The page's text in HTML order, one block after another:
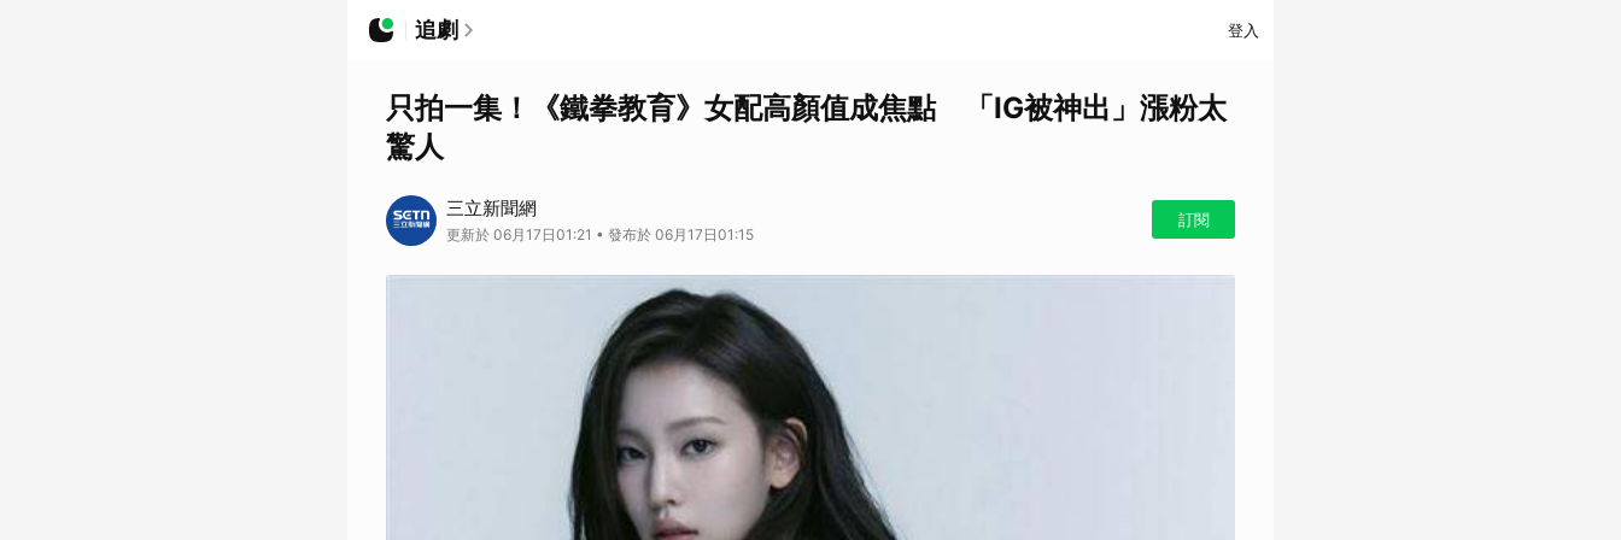
追劇 登入
只拍一集！《鐵拳教育》女配高顏值成焦點 「IG被神出」漲粉太
驚人
三立新聞網
更新於 06月17日01:21 • 發布於 06月17日01:15
訂閱